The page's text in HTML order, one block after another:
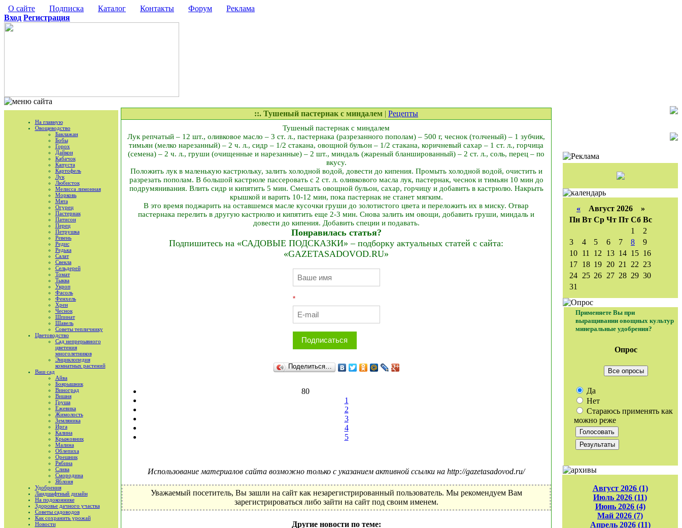
О сайте Подписка Каталог Контакты Форум
Реклама
Вход Регистрация
На главную
Овощеводство
Баклажан
Бобы
Горох
Дайкон
Кабачок
Капуста
Картофель
Лук
Любисток
Мелисса лимонная
Морковь
Мята
Огурец
Пастернак
Патисон
Перец
Петрушка
Ревень
Редис
Редька
Салат
Свекла
Сельдерей
Томат
Тыква
Укроп
Фасоль
Фенхель
Хрен
Чеснок
Шпинат
Шавель
Советы тепличнику
Цветоводство
Сад непрерывного
цветения
многолетников
Энциклопедия
комнатных растений
Ваш сад
Айва
Боярышник
Виноград
Вишня
Груша
Ежевика
Жимолость
Земляника
Ирга
Калина
Крыжовник
Малина
Облепиха
Орешник
Рябина
Слива
Смородина
Яблоня
Удобрения
Ландшафтный дизайн
На подоконнике
Здоровье дачного участка
Советы садоводов
Как сохранить урожай
Новости
::. Тушеный пастернак с миндалем | Рецепты
Тушеный пастернак с миндалем
Лук репчатый – 12 шт., оливковое масло – 3 ст. л., пастернака (разрезанного пополам) – 500 г, чеснок (толченый) – 1 зубчик,
тимьян (мелко нарезанный) – 2 ч. л., сидр – 1/2 стакана, овощной бульон – 1/2 стакана, коричневый сахар – 1 ст. л., горчица
(семена) – 2 ч. л., груши (очищенные и нарезанные) – 2 шт., миндаль (жареный бланшированный) – 2 ст. л., соль, перец – по
вкусу.
Положить лук в маленькую кастрюльку, залить холодной водой, довести до кипения. Промыть холодной водой, очистить и
разрезать пополам. В большой кастрюле пассеровать с 2 ст. л. оливкового масла лук, пастернак, чеснок и тимьян 10 мин до
подрумянивания. Влить сидр и кипятить 5 мин. Смешать овощной бульон, сахар, горчицу и добавить в кастрюлю. Накрыть
крышкой и варить 10-12 мин, пока пастернак не станет мягким.
В это время поджарить на оставшемся масле кусочки груши до золотистого цвета и переложить их в миску. Отвар
пастернака перелить в другую кастрюлю и кипятить еще 2-3 мин. Снова залить им овощи, добавить груши, миндаль и
довести до кипения. Добавить специи и подавать.
Понравилась статья?
Подпишитесь на «САДОВЫЕ ПОДСКАЗКИ» – подборку актуальных статей с сайта:
«GAZETASADOVOD.RU»
*
Подписаться
Поделиться…
80
1
2
3
4
5
Использование материалов сайта возможно только с указанием активной ссылки на http://gazetasadovod.ru/
Уважаемый посетитель, Вы зашли на сайт как незарегистрированный пользователь. Мы рекомендуем Вам
зарегистрироваться либо зайти на сайт под своим именем.
Другие новости по теме:
« Август 2026 »
Пн Вт Ср Чт Пт Сб Вс
1
2
3
4 5 6 7 8
9
10 11 12 13 14 15 16
17 18 19 20 21 22 23
24 25 26 27 28 29 30
31
Применяете Вы при
выращивании овощных культур
минеральные удобрения?
Опрос
Все опросы
Да
Нет
Стараюсь применять как
можно реже
Август 2026 (1)
Июль 2026 (11)
Июнь 2026 (4)
Май 2026 (7)
Апрель 2026 (11)